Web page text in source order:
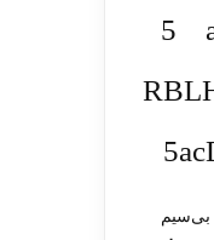
5